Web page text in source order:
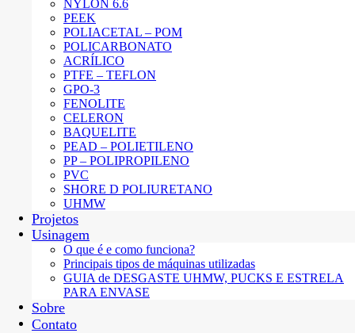
NYLON 6.6
PEEK
POLIACETAL – POM
POLICARBONATO
ACRÍLICO
PTFE – TEFLON
GPO-3
FENOLITE
CELERON
BAQUELITE
PEAD – POLIETILENO
PP – POLIPROPILENO
PVC
SHORE D POLIURETANO
UHMW
Projetos
Usinagem
O que é e como funciona?
Principais tipos de máquinas utilizadas
GUIA de DESGASTE UHMW, PUCKS E ESTRELA
PARA ENVASE
Sobre
Contato